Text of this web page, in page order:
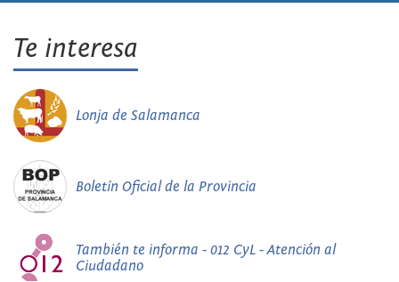
Te interesa
Lonja de Salamanca
Boletín Oficial de la Provincia
También te informa - 012 CyL - Atención al
Ciudadano